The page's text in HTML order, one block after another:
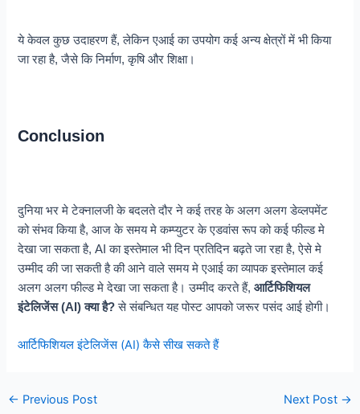
ये केवल कुछ उदाहरण हैं, लेकिन एआई का उपयोग कई अन्य क्षेत्रों में भी किया
जा रहा है, जैसे कि निर्माण, कृषि और शिक्षा।
Conclusion
दुनिया भर मे टेक्नालजी के बदलते दौर ने कई तरह के अलग अलग डेव्लपमेंट
को संभव किया है, आज के समय मे कम्प्युटर के एडवांस रूप को कई फील्ड मे
देखा जा सकता है, AI का इस्तेमाल भी दिन प्रतिदिन बढ़ते जा रहा है, ऐसे मे
उम्मीद की जा सकती है की आने वाले समय मे एआई का व्यापक इस्तेमाल कई
अलग अलग फील्ड मे देखा जा सकता है। उम्मीद करते हैं,आर्टिफिशियल
इंटेलिजेंस (AI) क्या है?से संबन्धित यह पोस्ट आपको जरूर पसंद आई होगी।
आर्टिफिशियल इंटेलिजेंस (AI) कैसे सीख सकते हैं
Post
← Previous Post Next Post →